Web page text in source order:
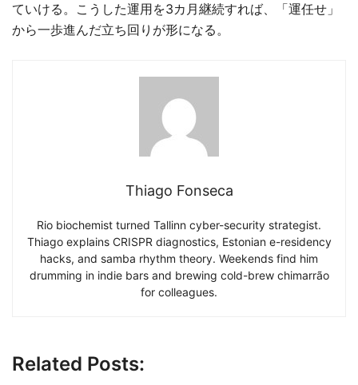
ていける。こうした運用を3カ月継続すれば、「運任せ」
から一歩進んだ立ち回りが形になる。
Thiago Fonseca
Rio biochemist turned Tallinn cyber-security strategist.
Thiago explains CRISPR diagnostics, Estonian e-residency
hacks, and samba rhythm theory. Weekends find him
drumming in indie bars and brewing cold-brew chimarrão
for colleagues.
Related Posts: